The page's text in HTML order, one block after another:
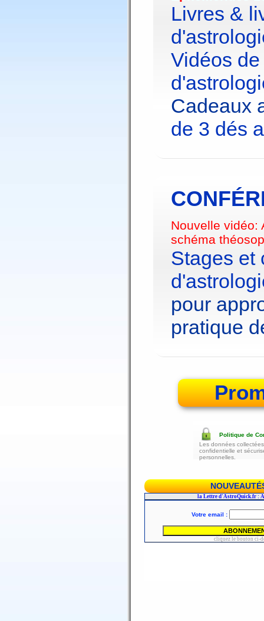
Livres &
Vidéos
Cadeaux
de 3 dés
Nouvelle vidéo:
schéma
Stages et
pour
pratique
Politique de
Les données
confidentielle et
personnelles.